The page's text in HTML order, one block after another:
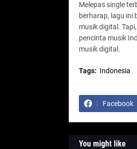
Melepas single
berharap, lagu ini
musik digital.
pencinta musik
musik digital.
Tags: Indonesia
Facebook
You might like